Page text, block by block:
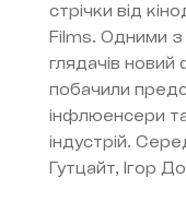
стрічки від
Films. Одними
глядачів новий
побачили
інфлюенсери
індустрій.
Гутцайт, Ігор